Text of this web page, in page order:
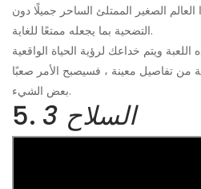
الصغير الممتلئ الساحر جميلًا دون
التضحية بما يجعله ممتعًا للغاية.
ويتم خداعك لرؤية الحياة الواقعية
من تفاصيل معينة ، فسيصبح الأمر صعبًا
بعض الشيء.
5. السلاح 3